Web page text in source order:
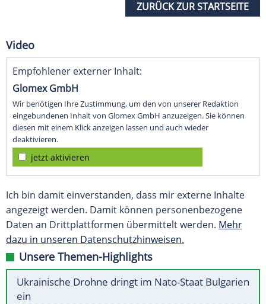
ZURÜCK ZUR STARTSEITE
Video
Empfohlener externer Inhalt:
Glomex GmbH
Wir benötigen Ihre Zustimmung, um den von unserer Redaktion
eingebundenen Inhalt von Glomex GmbH anzuzeigen. Sie können
diesen mit einem Klick anzeigen lassen und auch wieder
deaktivieren.
jetzt aktivieren
Ich bin damit einverstanden, dass mir externe Inhalte
angezeigt werden. Damit können personenbezogene
Daten an Drittplattformen übermittelt werden. Mehr
dazu in unseren Datenschutzhinweisen.
Unsere Themen-Highlights
Ukrainische Drohne dringt im Nato-Staat Bulgarien
ein